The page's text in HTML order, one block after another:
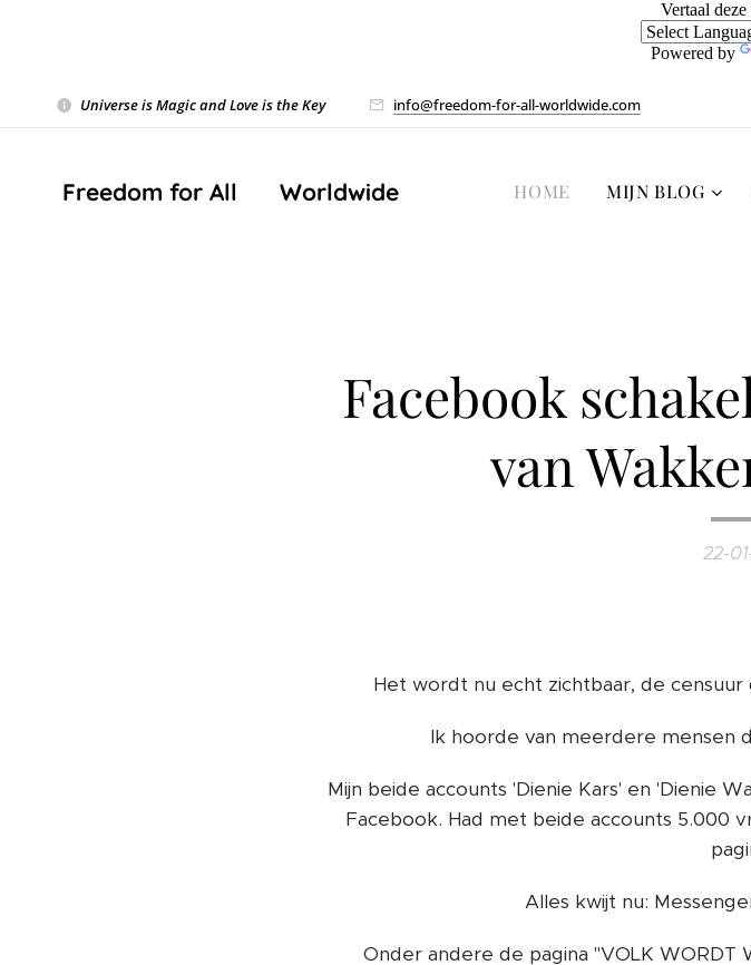
Vertaal
Powered by
Universe is Magic and Love is the Key❤️ info@freedom-for-all-worldwide.com
Freedom for All ❤️ Worldwide HOME MIJN BLOG
Facebook
van
22-
Het wordt nu echt zichtbaar, de
Ik hoorde van meerdere mensen
Mijn beide accounts 'Dienie Kars' en 'Dienie
Facebook. Had met beide accounts 5.000
Alles kwijt nu:
Onder andere de pagina "VOLK WORDT